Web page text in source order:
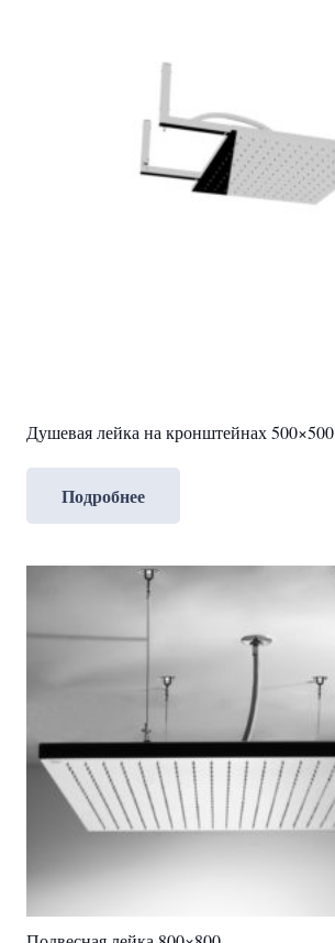
Душевая лейка на кронштейнах 500×500
Подробнее